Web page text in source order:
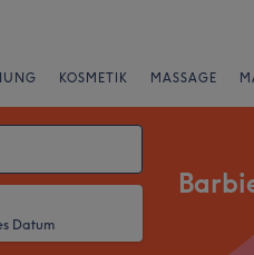
KOSMETIK MASSAGE
Datum